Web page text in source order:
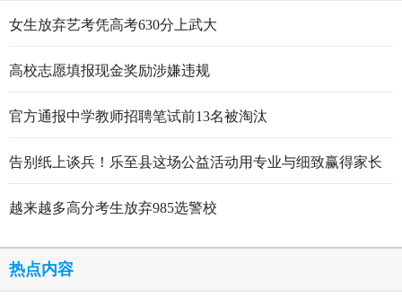
女生放弃艺考凭高考630分上武大
高校志愿填报现金奖励涉嫌违规
官方通报中学教师招聘笔试前13名被淘汰
告别纸上谈兵！乐至县这场公益活动用专业与细致赢得家长
越来越多高分考生放弃985选警校
热点内容